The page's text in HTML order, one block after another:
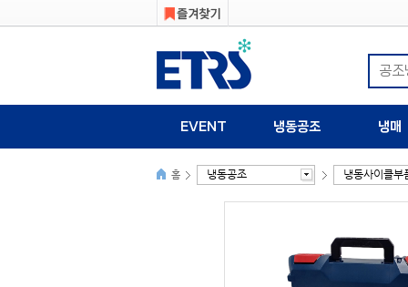
EVENT 냉동공조 냉매
홈 냉동공조 냉동사이클부